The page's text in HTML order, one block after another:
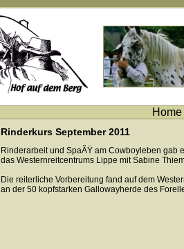
Rinderkurs September 2011
Rinderarbeit und SpaÃŸ am Cowboyleben gab
das Westernreitcentrums Lippe mit Sabine
Die reiterliche Vorbereitung fand auf dem
an der 50 kopfstarken Gallowayherde des